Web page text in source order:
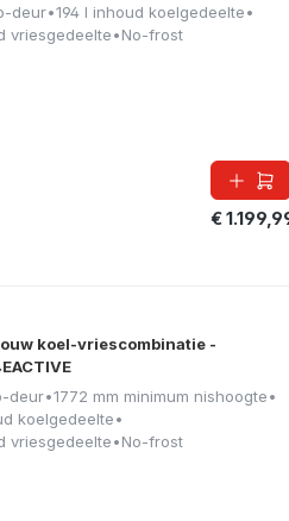
deur•194 l inhoud koelgedeelte•
vriesgedeelte•No-frost
€
koel-vriescombinatie -
deur•1772 mm minimum nishoogte•
koelgedeelte•
vriesgedeelte•No-frost